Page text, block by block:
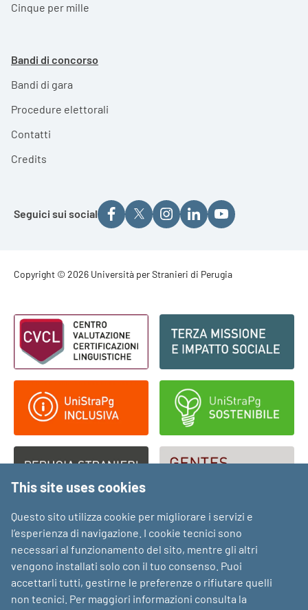
Cinque per mille
Bandi di concorso
Bandi di gara
Procedure elettorali
Contatti
Credits
Seguici sui social
Footer - Copyright
Copyright © 2026 Università per Stranieri di Perugia
Footer - Loghi
This site uses cookies
Questo sito utilizza cookie per migliorare i servizi e
l’esperienza di navigazione. I cookie tecnici sono
necessari al funzionamento del sito, mentre gli altri
vengono installati solo con il tuo consenso. Puoi
accettarli tutti, gestirne le preferenze o rifiutare quelli
non tecnici. Per maggiori informazioni consulta la